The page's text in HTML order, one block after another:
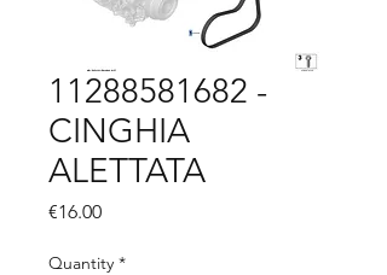
11288581682 -
CINGHIA
ALETTATA
€16.00Price
Quantity *